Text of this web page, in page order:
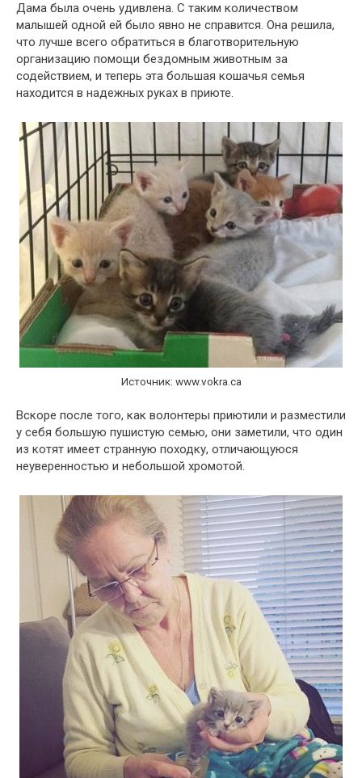
Дама была очень удивлена. С таким количеством
малышей одной ей было явно не справится. Она решила,
что лучше всего обратиться в благотворительную
организацию помощи бездомным животным за
содействием, и теперь эта большая кошачья семья
находится в надежных руках в приюте.
Источник: www.vokra.ca
Вскоре после того, как волонтеры приютили и разместили
у себя большую пушистую семью, они заметили, что один
из котят имеет странную походку, отличающуюся
неуверенностью и небольшой хромотой.